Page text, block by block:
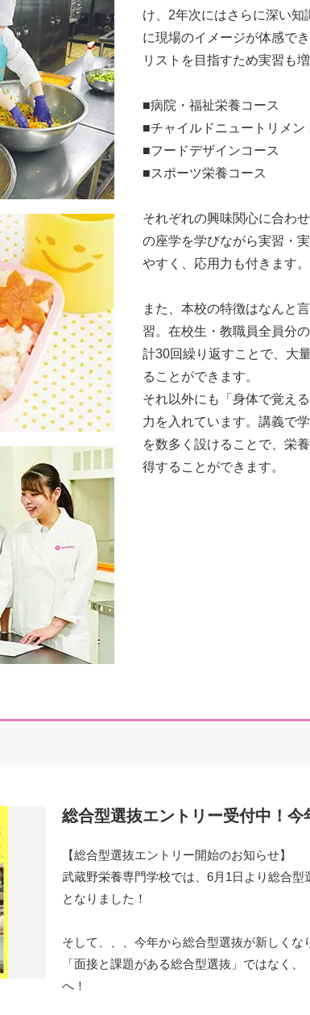
け、2年次にはさらに深い
に現場のイメージが体感で
リストを目指すため実習も増
■病院・福祉栄養コース
■チャイルドニュートリメン
■フードデザインコース
■スポーツ栄養コース
それぞれの興味関心に合わ
の座学を学びながら実習・
やすく、応用力も付きます。
また、本校の特徴はなんと
習。在校生・教職員全員分
計30回繰り返すことで、大
ることができます。
それ以外にも「身体で覚え
力を入れています。講義で
を数多く設けることで、栄
得することができます。
総合型選抜エントリー受付中！今
【総合型選抜エントリー開始のお知らせ】
武蔵野栄養専門学校では、6月1日より総合
となりました！
そして、、、今年から総合型選抜が新しくな
「面接と課題がある総合型選抜」ではなく、
へ！